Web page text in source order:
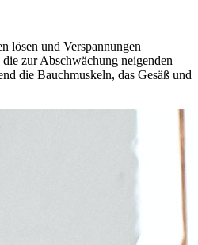
lösen und Verspannungen
zur Abschwächung neigenden
die Bauchmuskeln, das Gesäß und